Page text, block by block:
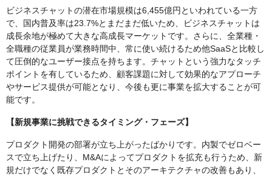
ビジネスチャットの潜在市場規模は6,455億円といわれている一方
で、国内普及率は23.7%とまだまだ低いため、ビジネスチャットは
成長余地が極めて大きな高成長マーケットです。さらに、全業種・
全職種の従業員が業務時間中、常に使い続けるため他SaaSと比較し
て圧倒的なユーザー接点を持ちます。チャットという強力なタッチ
ポイントを有しているため、顧客課題に対して効果的なアプローチ
やサービス提供が可能となり、今後も更に事業を拡大することが可
能です。
【新規事業に挑戦できるタイミング・フェーズ】
プロダクト開発の部署が立ち上がったばかりです。内製でゼロベー
スで立ち上げたり、M&Aによってプロダクトを拡充も行うため、新
規だけでなく既存プロダクトとそのアーキテクチャの改善もあり、